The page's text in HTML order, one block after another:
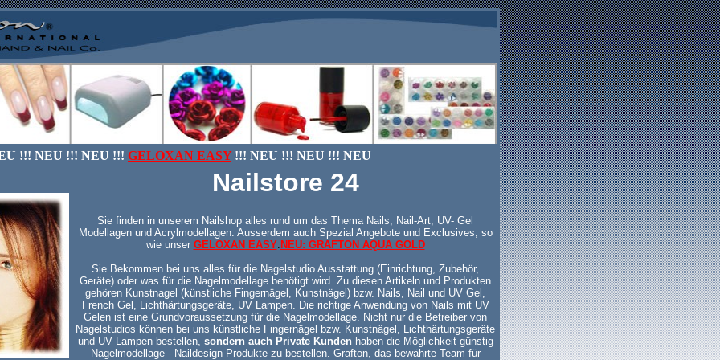
!!! NEU !!! NEU !!! GELOXAN EASY!!! NEU !!! NEU !!! NEU
Nailstore 24
Sie finden in unserem Nailshop alles rund um das Thema Nails, Nail-Art, UV- Gel
Modellagen und Acrylmodellagen. Ausserdem auch Spezial Angebote und Exclusives, so
wie unser GELOXAN EASY. NEU: GRAFTON AQUA GOLD
Sie Bekommen bei uns alles für die Nagelstudio Ausstattung (Einrichtung, Zubehör,
Geräte) oder was für die Nagelmodellage benötigt wird. Zu diesen Artikeln und Produkten
gehören Kunstnagel (künstliche Fingernägel, Kunstnägel) bzw. Nails, Nail und UV Gel,
French Gel, Lichthärtungsgeräte, UV Lampen. Die richtige Anwendung von Nails mit UV
Gelen ist eine Grundvoraussetzung für die Nagelmodellage. Nicht nur die Betreiber von
Nagelstudios können bei uns künstliche Fingernägel bzw. Kunstnägel, Lichthärtungsgeräte
und UV Lampen bestellen, sondern auch Private Kundenhaben die Möglichkeit günstig
Nagelmodellage - Naildesign Produkte zu bestellen. Grafton, das bewährte Team für